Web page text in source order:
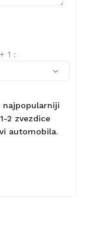
1 :
najpopularniji
2 zvezdice
automobila.